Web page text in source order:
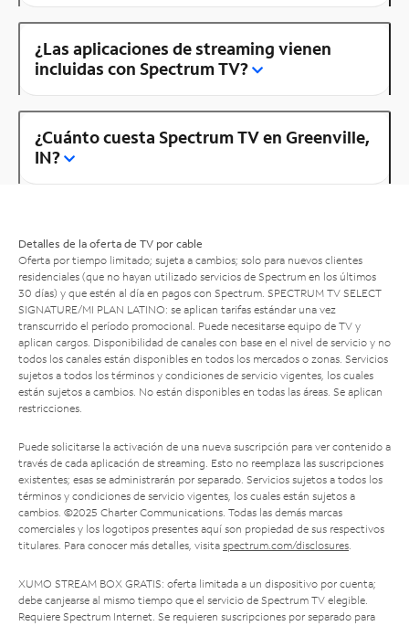
¿Las aplicaciones de streaming vienen
incluidas con Spectrum TV?
¿Cuánto cuesta Spectrum TV en Greenville,
IN?
Detalles de la oferta de TV por cable
Oferta por tiempo limitado; sujeta a cambios; solo para nuevos clientes
residenciales (que no hayan utilizado servicios de Spectrum en los últimos
30 días) y que estén al día en pagos con Spectrum. SPECTRUM TV SELECT
SIGNATURE/MI PLAN LATINO: se aplican tarifas estándar una vez
transcurrido el período promocional. Puede necesitarse equipo de TV y
aplican cargos. Disponibilidad de canales con base en el nivel de servicio y no
todos los canales están disponibles en todos los mercados o zonas. Servicios
sujetos a todos los términos y condiciones de servicio vigentes, los cuales
están sujetos a cambios. No están disponibles en todas las áreas. Se aplican
restricciones.
Puede solicitarse la activación de una nueva suscripción para ver contenido a
través de cada aplicación de streaming. Esto no reemplaza las suscripciones
existentes; esas se administrarán por separado. Servicios sujetos a todos los
términos y condiciones de servicio vigentes, los cuales están sujetos a
cambios. ©2025 Charter Communications. Todas las demás marcas
comerciales y los logotipos presentes aquí son propiedad de sus respectivos
titulares. Para conocer más detalles, visita spectrum.com/disclosures.
XUMO STREAM BOX GRATIS: oferta limitada a un dispositivo por cuenta;
debe canjearse al mismo tiempo que el servicio de Spectrum TV elegible.
Requiere Spectrum Internet. Se requieren suscripciones por separado para